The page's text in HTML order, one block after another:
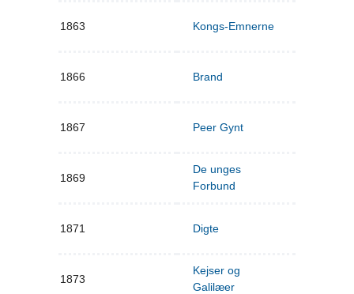
1863 Kongs-Emnerne
1866 Brand
1867 Peer Gynt
1869
De unges
Forbund
1871 Digte
1873
Kejser og
Galilæer